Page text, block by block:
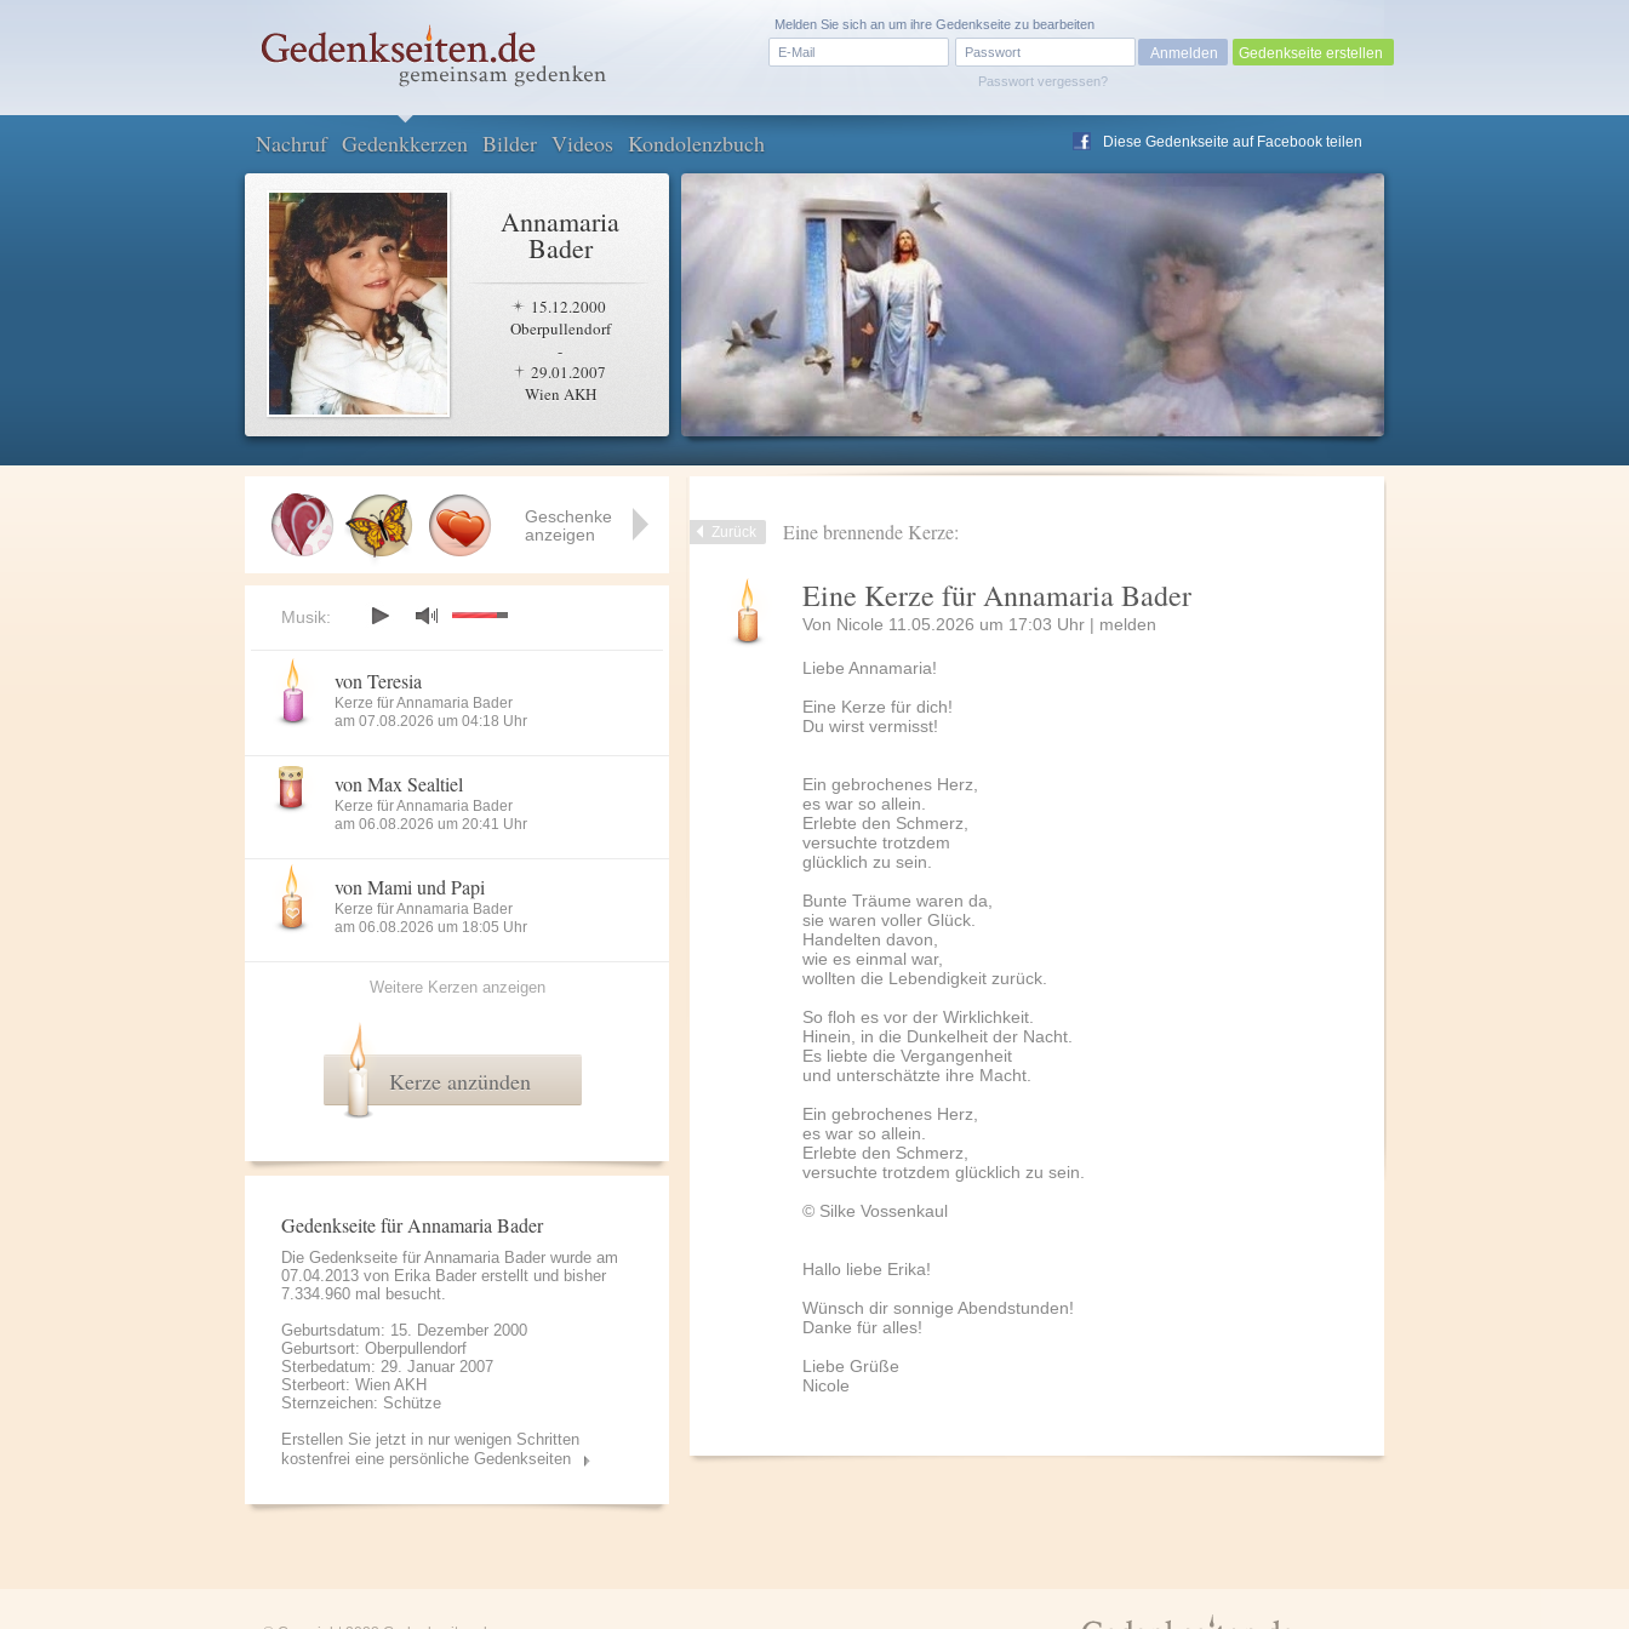
Passwort vergessen?
Melden Sie sich an um ihre Gedenkseite zu bearbeiten
Gedenkseite erstellen
Nachruf Gedenkkerzen Bilder Videos Kondolenzbuch Diese Gedenkseite auf Facebook teilen
Annamaria
Bader
15.12.2000
Oberpullendorf
-
29.01.2007
Wien AKH
Zurück Eine brennende Kerze:
Eine Kerze für Annamaria Bader
Von Nicole 11.05.2026 um 17:03 Uhr | melden
Liebe Annamaria!
Eine Kerze für dich!
Du wirst vermisst!
Ein gebrochenes Herz,
es war so allein.
Erlebte den Schmerz,
versuchte trotzdem
glücklich zu sein.
Bunte Träume waren da,
sie waren voller Glück.
Handelten davon,
wie es einmal war,
wollten die Lebendigkeit zurück.
So floh es vor der Wirklichkeit.
Hinein, in die Dunkelheit der Nacht.
Es liebte die Vergangenheit
und unterschätzte ihre Macht.
Ein gebrochenes Herz,
es war so allein.
Erlebte den Schmerz,
versuchte trotzdem glücklich zu sein.
© Silke Vossenkaul
Hallo liebe Erika!
Wünsch dir sonnige Abendstunden!
Danke für alles!
Liebe Grüße
Nicole
Geschenke
anzeigen
Musik:
von Teresia
Kerze für Annamaria Bader
am 07.08.2026 um 04:18 Uhr
von Max Sealtiel
Kerze für Annamaria Bader
am 06.08.2026 um 20:41 Uhr
von Mami und Papi
Kerze für Annamaria Bader
am 06.08.2026 um 18:05 Uhr
Weitere Kerzen anzeigen
Kerze anzünden
Gedenkseite für Annamaria Bader
Die Gedenkseite für Annamaria Bader wurde am
07.04.2013 von Erika Bader erstellt und bisher
7.334.960 mal besucht.
Geburtsdatum: 15. Dezember 2000
Geburtsort: Oberpullendorf
Sterbedatum: 29. Januar 2007
Sterbeort: Wien AKH
Sternzeichen: Schütze
Erstellen Sie jetzt in nur wenigen Schritten
kostenfrei eine persönliche Gedenkseiten